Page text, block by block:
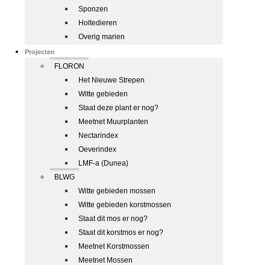
Sponzen
Holtedieren
Overig marien
Projecten
FLORON
Het Nieuwe Strepen
Witte gebieden
Staat deze plant er nog?
Meetnet Muurplanten
Nectarindex
Oeverindex
LMF-a (Dunea)
BLWG
Witte gebieden mossen
Witte gebieden korstmossen
Staat dit mos er nog?
Staat dit korstmos er nog?
Meetnet Korstmossen
Meetnet Mossen